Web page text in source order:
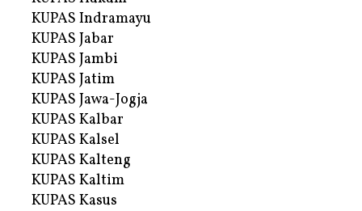
KUPAS Indramayu
KUPAS Jabar
KUPAS Jambi
KUPAS Jatim
KUPAS Jawa-Jogja
KUPAS Kalbar
KUPAS Kalsel
KUPAS Kalteng
KUPAS Kaltim
KUPAS Kasus